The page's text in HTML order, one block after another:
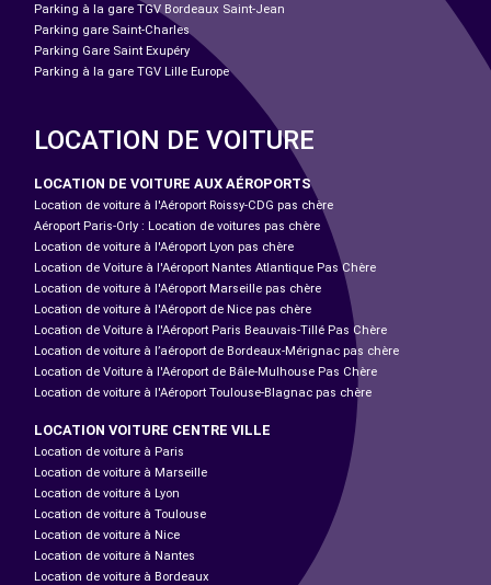
Parking à la gare TGV Bordeaux Saint-Jean
Parking gare Saint-Charles
Parking Gare Saint Exupéry
Parking à la gare TGV Lille Europe
LOCATION DE VOITURE
LOCATION DE VOITURE AUX AÉROPORTS
Location de voiture à l'Aéroport Roissy-CDG pas chère
Aéroport Paris-Orly : Location de voitures pas chère
Location de voiture à l'Aéroport Lyon pas chère
Location de Voiture à l'Aéroport Nantes Atlantique Pas Chère
Location de voiture à l'Aéroport Marseille pas chère
Location de voiture à l'Aéroport de Nice pas chère
Location de Voiture à l'Aéroport Paris Beauvais-Tillé Pas Chère
Location de voiture à l’aéroport de Bordeaux-Mérignac pas chère
Location de Voiture à l'Aéroport de Bâle-Mulhouse Pas Chère
Location de voiture à l'Aéroport Toulouse-Blagnac pas chère
LOCATION VOITURE CENTRE VILLE
Location de voiture à Paris
Location de voiture à Marseille
Location de voiture à Lyon
Location de voiture à Toulouse
Location de voiture à Nice
Location de voiture à Nantes
Location de voiture à Bordeaux